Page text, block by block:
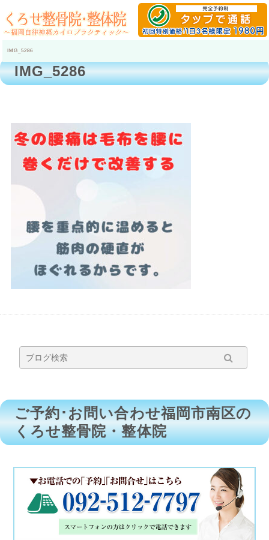
IMG_5286
IMG_5286
ご予約･お問い合わせ福岡市南区の
くろせ整骨院・整体院